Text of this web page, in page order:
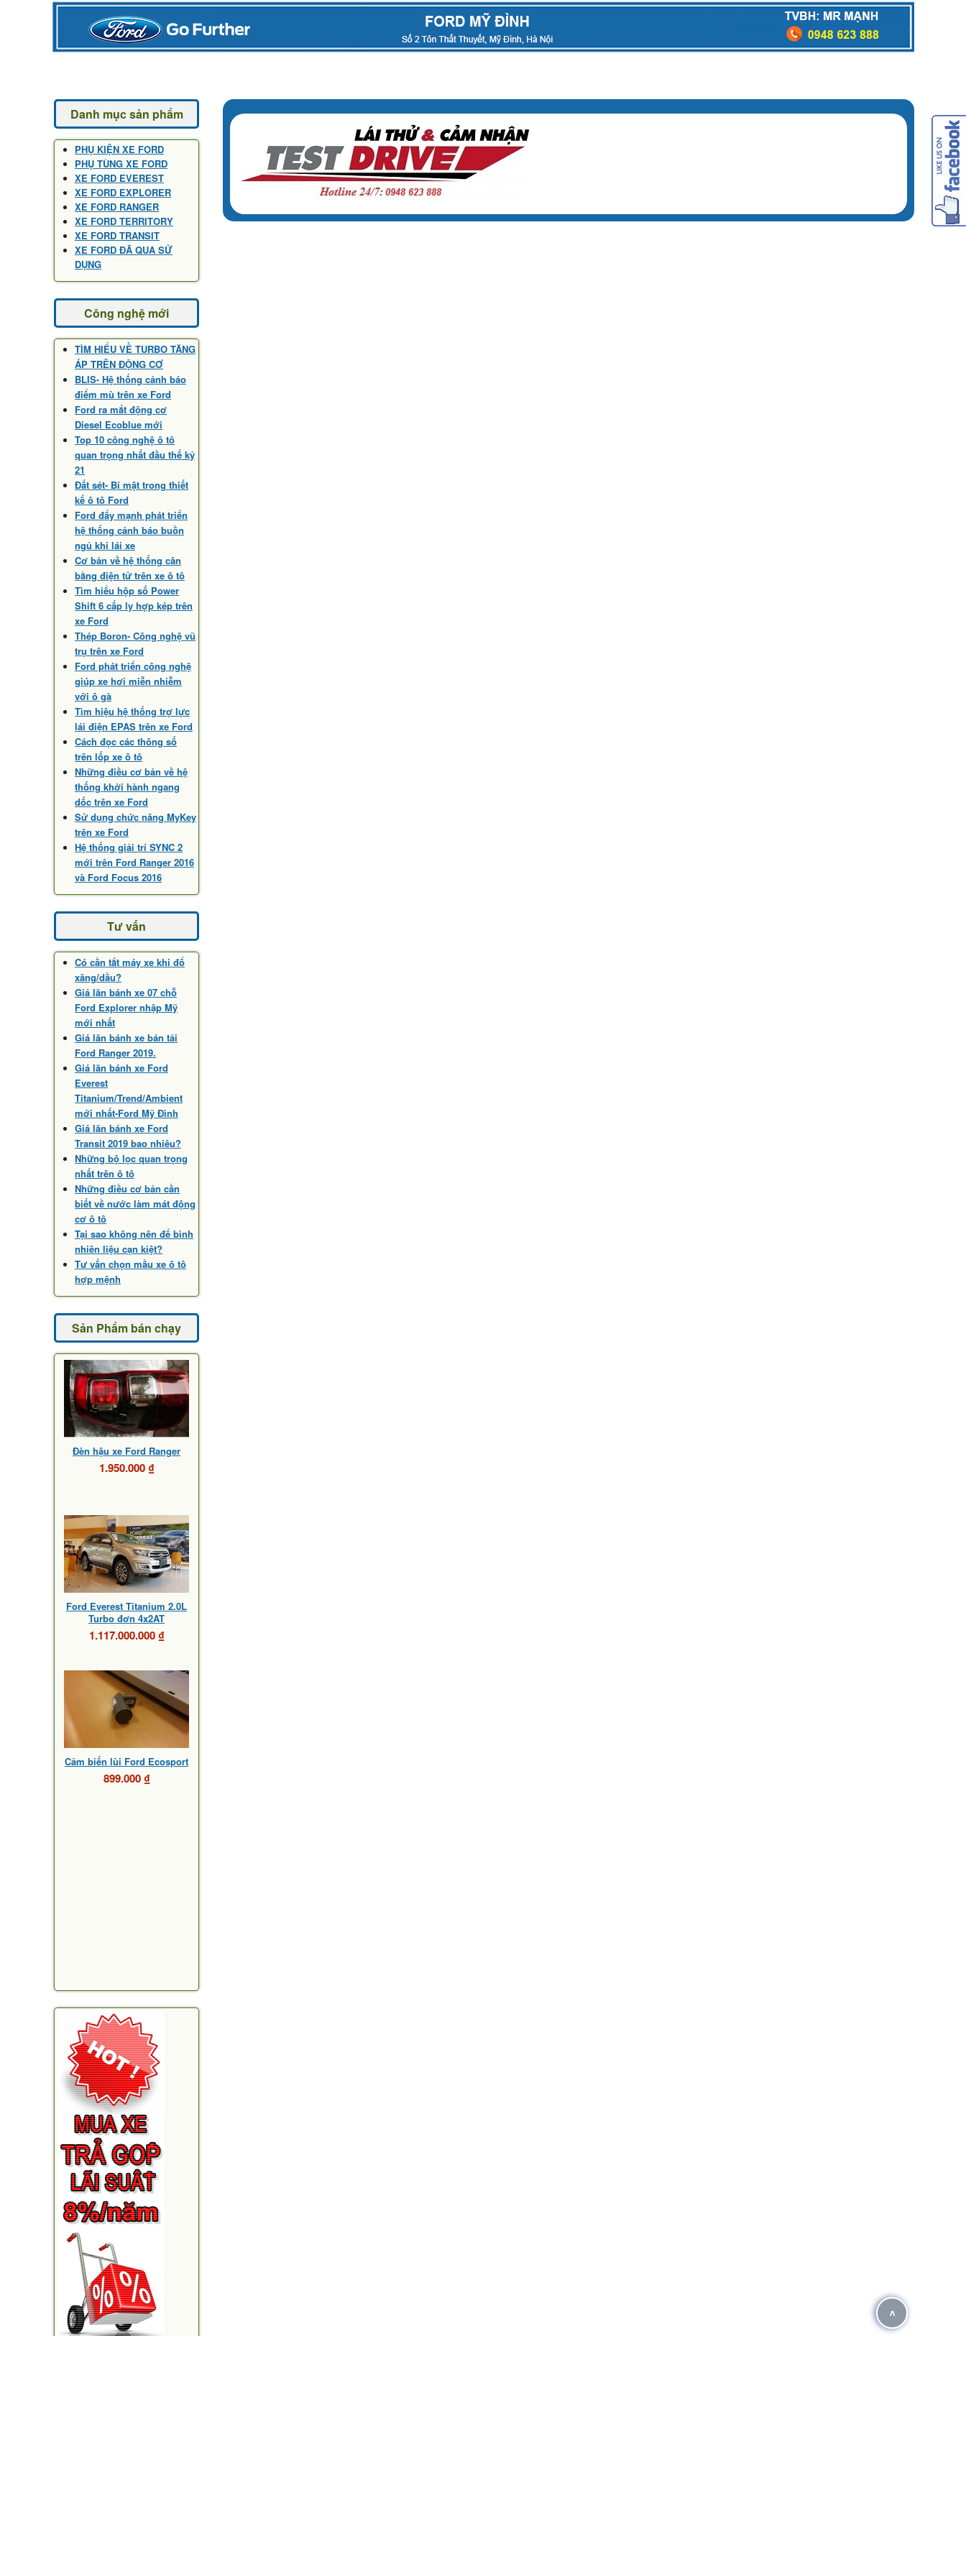
Danh mục sản phẩm
PHỤ KIỆN XE FORD
PHỤ TÙNG XE FORD
XE FORD EVEREST
XE FORD EXPLORER
XE FORD RANGER
XE FORD TERRITORY
XE FORD TRANSIT
XE FORD ĐÃ QUA SỬ
DỤNG
Công nghệ mới
TÌM HIỂU VỀ TURBO TĂNG
ÁP TRÊN ĐỘNG CƠ
BLIS- Hệ thống cảnh báo
điểm mù trên xe Ford
Ford ra mắt động cơ
Diesel Ecoblue mới
Top 10 công nghệ ô tô
quan trọng nhất đầu thế kỷ
21
Đất sét- Bí mật trong thiết
kế ô tô Ford
Ford đẩy mạnh phát triển
hệ thống cảnh báo buồn
ngủ khi lái xe
Cơ bản về hệ thống cân
bằng điện tử trên xe ô tô
Tìm hiểu hộp số Power
Shift 6 cấp ly hợp kép trên
xe Ford
Thép Boron- Công nghệ vũ
trụ trên xe Ford
Ford phát triển công nghệ
giúp xe hơi miễn nhiễm
với ô gà
Tìm hiệu hệ thống trợ lực
lái điện EPAS trên xe Ford
Cách đọc các thông số
trên lốp xe ô tô
Những điều cơ bản về hệ
thống khởi hành ngang
dốc trên xe Ford
Sử dụng chức năng MyKey
trên xe Ford
Hệ thống giải trí SYNC 2
mới trên Ford Ranger 2016
và Ford Focus 2016
Tư vấn
Có cần tắt máy xe khi đổ
xăng/dầu?
Giá lăn bánh xe 07 chỗ
Ford Explorer nhập Mỹ
mới nhất
Giá lăn bánh xe bán tải
Ford Ranger 2019.
Giá lăn bánh xe Ford
Everest
Titanium/Trend/Ambient
mới nhất-Ford Mỹ Đình
Giá lăn bánh xe Ford
Transit 2019 bao nhiêu?
Những bộ lọc quan trọng
nhất trên ô tô
Những điều cơ bản cần
biết về nước làm mát động
cơ ô tô
Tại sao không nên để bình
nhiên liệu cạn kiệt?
Tư vấn chọn mầu xe ô tô
hợp mệnh
Sản Phẩm bán chạy
Đèn hậu xe Ford Ranger
1.950.000 ₫
Ford Everest Titanium 2.0L
Turbo đơn 4x2AT
1.117.000.000 ₫
Cảm biến lùi Ford Ecosport
899.000 ₫
^